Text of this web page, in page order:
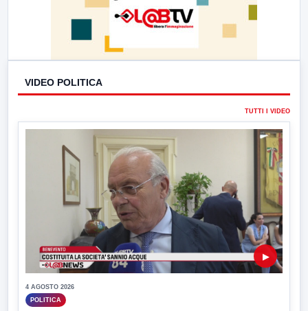
VIDEO POLITICA
TUTTI I VIDEO
▶
4 AGOSTO 2026
POLITICA